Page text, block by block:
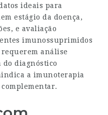
ideais para
estágio da doença,
e avaliação
imunossuprimidos
requerem análise
do diagnóstico
a imunoterapia